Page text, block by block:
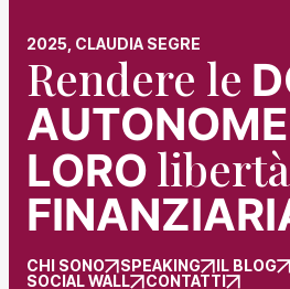
2025, CLAUDIA SEGRE
Rendere le
LORO libertà
CHI SONO SPEAKING
IL BLOG
SOCIAL WALL
CONTATTI